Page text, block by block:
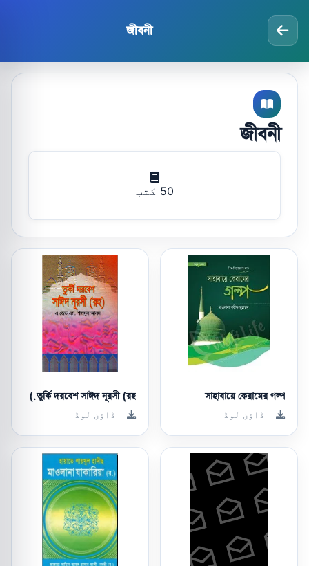
জীবনী
জীবনী
50 کتب
সাহাবায়ে কেরামের গল্প
ڈاؤن لوڈ
তুর্কি দরবেশ সাঈদ নূরসী (রহ.)
ڈاؤن لوڈ